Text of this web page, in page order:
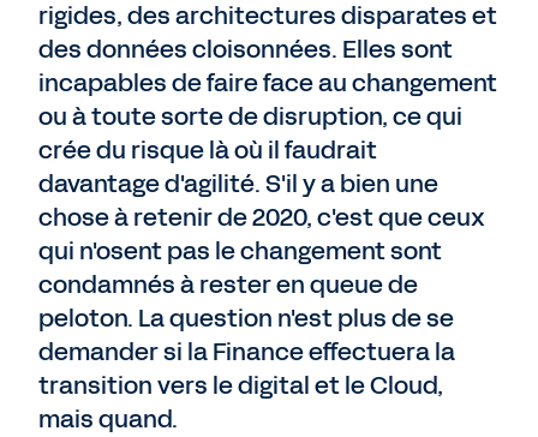
rigides, des architectures disparates et
des données cloisonnées. Elles sont
incapables de faire face au changement
ou à toute sorte de disruption, ce qui
crée du risque là où il faudrait
davantage d'agilité. S'il y a bien une
chose à retenir de 2020, c'est que ceux
qui n'osent pas le changement sont
condamnés à rester en queue de
peloton. La question n'est plus de se
demander si la Finance effectuera la
transition vers le digital et le Cloud,
mais quand.